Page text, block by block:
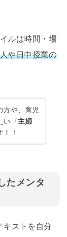
ルは時間・場
や日中授業の
方や、育児
い『主婦
！
たメンタ
キストを自分